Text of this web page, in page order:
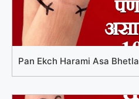
Pan Ekch Harami Asa Bhetla